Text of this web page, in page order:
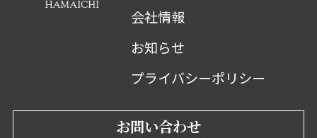
会社情報
お知らせ
プライバシーポリシー
お問い合わせ